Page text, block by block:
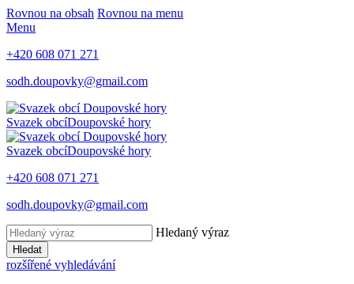
Rovnou na obsah Rovnou na menu
Menu
+420 608 071 271
sodh.doupovky@gmail.com
Svazek obcíDoupovské hory
Svazek obcíDoupovské hory
+420 608 071 271
sodh.doupovky@gmail.com
Hledaný výraz
Hledat
rozšířené vyhledávání